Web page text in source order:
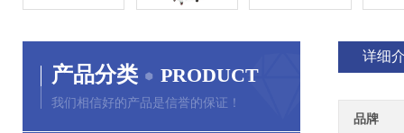
产品分类 PRODUCT
我们相信好的产品是信誉的保证！
详细
品牌